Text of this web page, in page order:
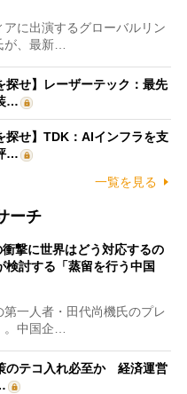
に出演するグローバルリン
が、最新…
探せ】レーザーテック：最先
…
探せ】TDK：AIインフラを支
…
一覧を見る
ーチ
撃に世界はどう対応するの
討する「蒸留を行う中国
一人者・田代尚機氏のプレ
。中国企…
のテコ入れ必至か 経済運営